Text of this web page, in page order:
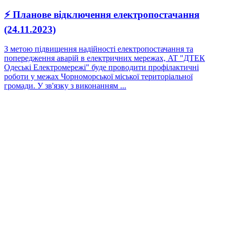
⚡ Планове відключення електропостачання
(24.11.2023)
З метою підвищення надійності електропостачання та
попередження аварій в електричних мережах, AT "ДТЕК
Одеські Електромережі" буде проводити профілактичні
роботи у межах Чорноморської міської територіальної
громади. У зв'язку з виконанням ...